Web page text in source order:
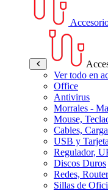
Ver todo en
Office
Antivirus
Morrales -
Mouse,
Cables,
USB y
Regulador,
Discos Duros
Redes,
Sillas de